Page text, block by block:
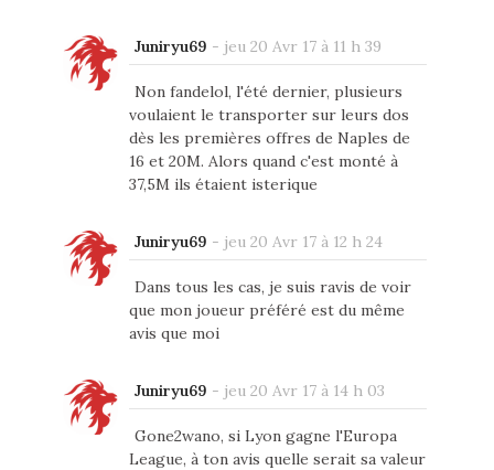
Juniryu69 - jeu 20 Avr 17 à 11 h 39
Non fandelol, l'été dernier, plusieurs
voulaient le transporter sur leurs dos
dès les premières offres de Naples de
16 et 20M. Alors quand c'est monté à
37,5M ils étaient isterique
Juniryu69 - jeu 20 Avr 17 à 12 h 24
Dans tous les cas, je suis ravis de voir
que mon joueur préféré est du même
avis que moi
Juniryu69 - jeu 20 Avr 17 à 14 h 03
Gone2wano, si Lyon gagne l'Europa
League, à ton avis quelle serait sa valeur